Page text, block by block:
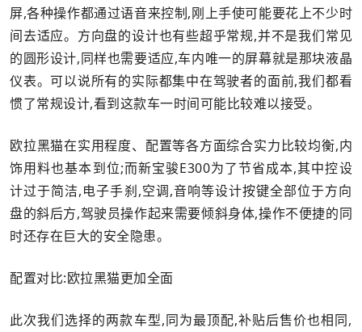
屏,各种操作都通过语音来控制,刚上手使可能要花上不少时
间去适应。方向盘的设计也有些超乎常规,并不是我们常见
的圆形设计,同样也需要适应,车内唯一的屏幕就是那块液晶
仪表。可以说所有的实际都集中在驾驶者的面前,我们都看
惯了常规设计,看到这款车一时间可能比较难以接受。
欧拉黑猫在实用程度、配置等各方面综合实力比较均衡,内
饰用料也基本到位;而新宝骏E300为了节省成本,其中控设
计过于简洁,电子手刹,空调,音响等设计按键全部位于方向
盘的斜后方,驾驶员操作起来需要倾斜身体,操作不便捷的同
时还存在巨大的安全隐患。
配置对比:欧拉黑猫更加全面
此次我们选择的两款车型,同为最顶配,补贴后售价也相同,